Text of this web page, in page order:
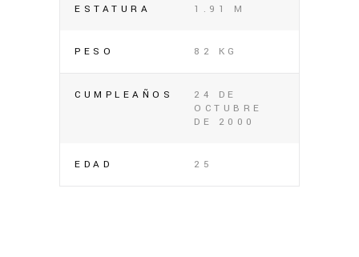
ESTATURA 1.91 M
PESO 82 KG
CUMPLEAÑOS
24 DE
OCTUBRE
DE 2000
EDAD 25